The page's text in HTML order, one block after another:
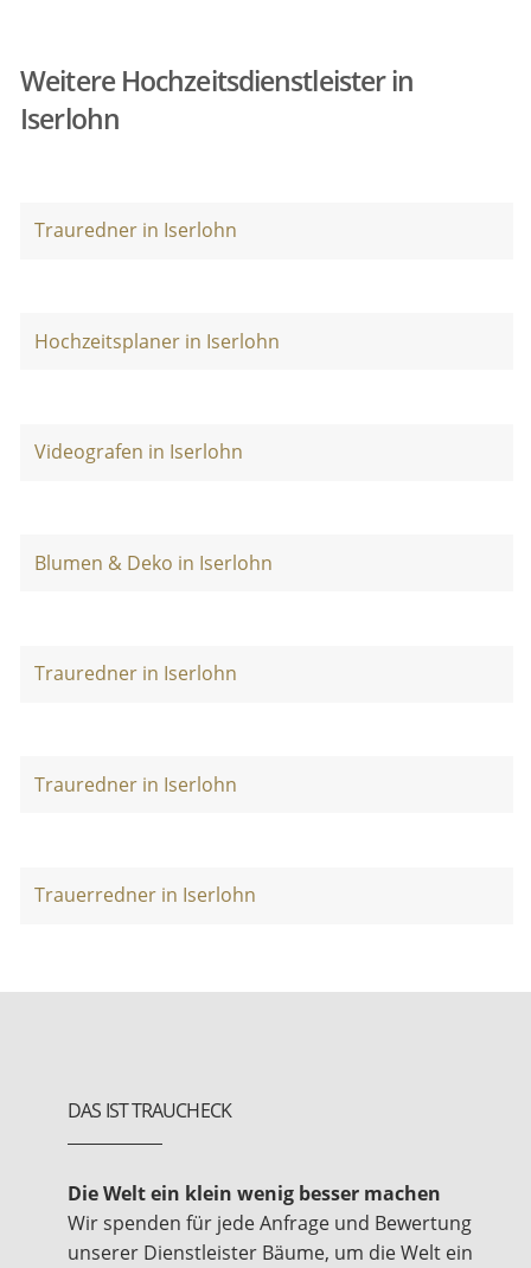
Weitere Hochzeitsdienstleister in
Iserlohn
Trauredner in Iserlohn
Hochzeitsplaner in Iserlohn
Videografen in Iserlohn
Blumen & Deko in Iserlohn
Trauredner in Iserlohn
Trauredner in Iserlohn
Trauerredner in Iserlohn
DAS IST TRAUCHECK
Die Welt ein klein wenig besser machen
Wir spenden für jede Anfrage und Bewertung
unserer Dienstleister Bäume, um die Welt ein